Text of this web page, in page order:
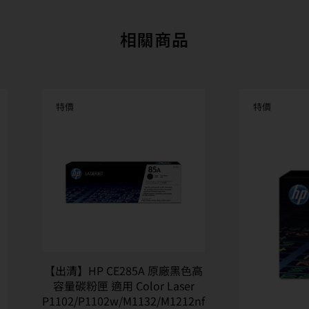
相關商品
特價
【出清】HP CE285A 原廠黑色高
容量碳粉匣 適用 Color Laser
P1102/P1102w/M1132/M1212nf
特價